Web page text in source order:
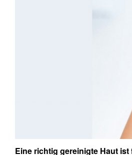
Eine richtig gereinigte Haut